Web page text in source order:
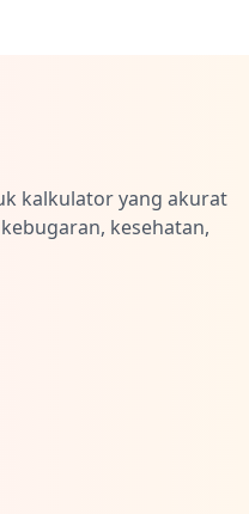
kalkulator yang akurat
kesehatan,